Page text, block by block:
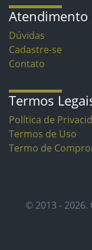
Atendimento
Dúvidas
Cadastre-se
Contato
Termos
Política de
Termos de Uso
Termo de
© 2013 - 2026.